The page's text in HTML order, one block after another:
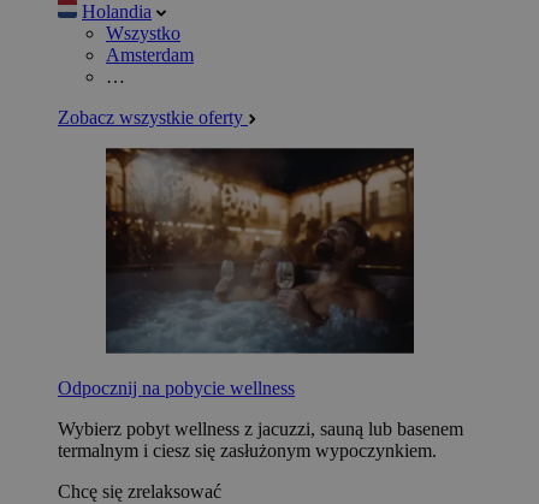
Holandia
Wszystko
Amsterdam
…
Zobacz wszystkie oferty
Odpocznij na pobycie wellness
Wybierz pobyt wellness z jacuzzi, sauną lub basenem
termalnym i ciesz się zasłużonym wypoczynkiem.
Chcę się zrelaksować